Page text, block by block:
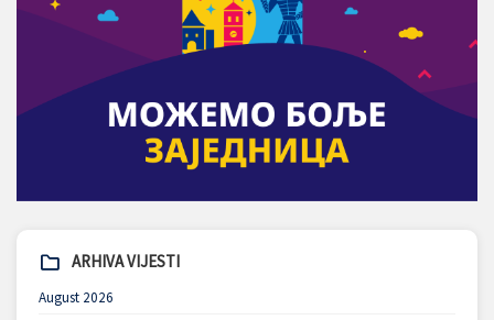
ARHIVA VIJESTI
August 2026